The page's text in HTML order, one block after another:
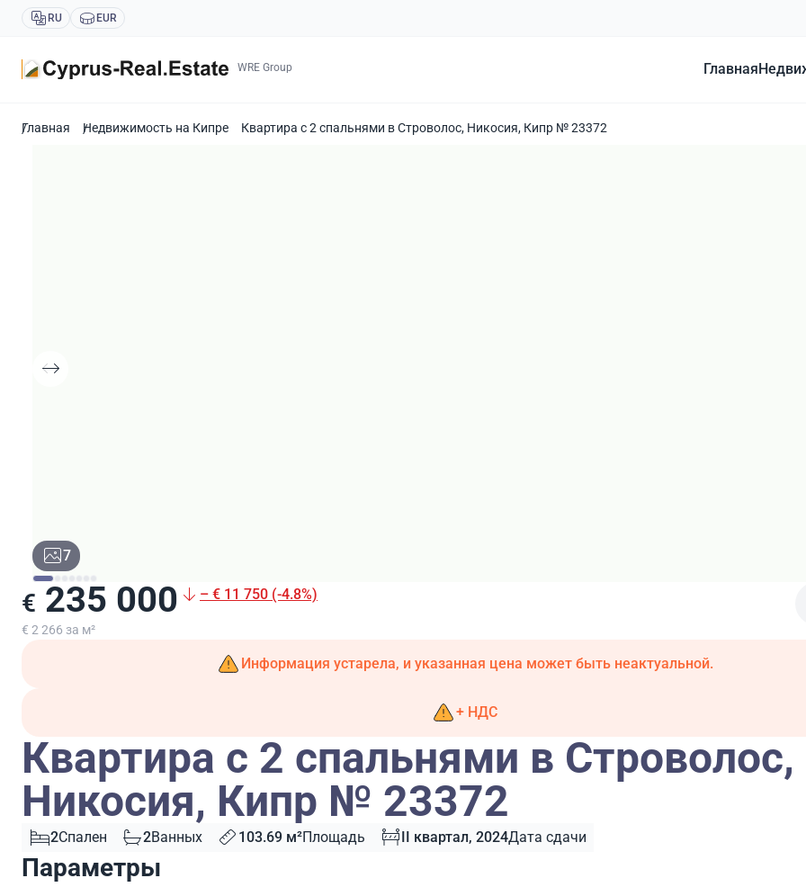
RU EUR
WRE Group Главная
Главная Недвижимость на Кипре Квартира с 2 спальнями в Строволос, Никосия, Кипр № 23372
7
€ 235 000 – € 11 750 (-4.8%)
€ 2 266 за м²
Информация устарела, и указанная цена может быть неактуальной.
+ НДС
Квартира с 2 спальнями в Строволос,
Никосия, Кипр № 23372
2Спален 2Ванных 103.69 м²Площадь II квартал, 2024Дата сдачи
Параметры